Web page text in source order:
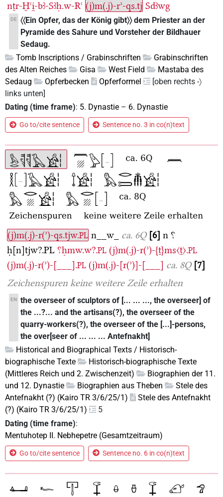
nṯr-Ḫꜥi̯-bꜣ-Sꜣḥ.w-Rꜥ (j)m(.j)-rʾ-qs.tj Sdꜣwg
DE 〈〈Ein Opfer, das der König gibt〉〉 dem Priester an der
Pyramide des Sahure und Vorsteher der Bildhauer
Sedaug.
Tomb Inscriptions / Grabinschriften
Grabinschriften
des Alten Reiches
Gisa West Field
Mastaba des
Sedaug
Opferbecken Opferformel
[oben rechts -〉
links unten]
Dating (time frame): 5. Dynastie – 6. Dynastie
Go to/cite sentence Sentence no. 3 in co(n)text
(j)m(.j)-r(ʾ)-qs.tjw.PL n__w_ ca. 6Q 6 n ⸮
ḥ[n]tjw?.PL ⸮ḥmw.w?.PL (j)m(.j)-r(ʾ)-{ṯ}ms〈ṯ〉.PL
(j)m(.j)-r(ʾ)-[___].PL (j)m(.j)-[r(ʾ)]-[___] ca. 8Q 7
Zeichenspuren keine weitere Zeile erhalten
EN the overseer of sculptors of [... ... ..., the overseer] of
the ...?... and the artisans(?), the overseer of the
quarry-workers(?), the overseer of the [...]-persons,
the over[seer of ... ... ... Antefnakht]
Historical and Biographical Texts / Historisch-
biographische Texte
Historisch-biographische Texte
(Mittleres Reich und 2. Zwischenzeit)
Biographien der 11.
und 12. Dynastie
Biographien aus Theben
Stele des
Antefnakht (?) (Kairo TR 3/6/25/1)
Stele des Antefnakht
(?) (Kairo TR 3/6/25/1)
5
Dating (time frame):
Mentuhotep II. Nebhepetre (Gesamtzeitraum)
Go to/cite sentence Sentence no. 6 in co(n)text